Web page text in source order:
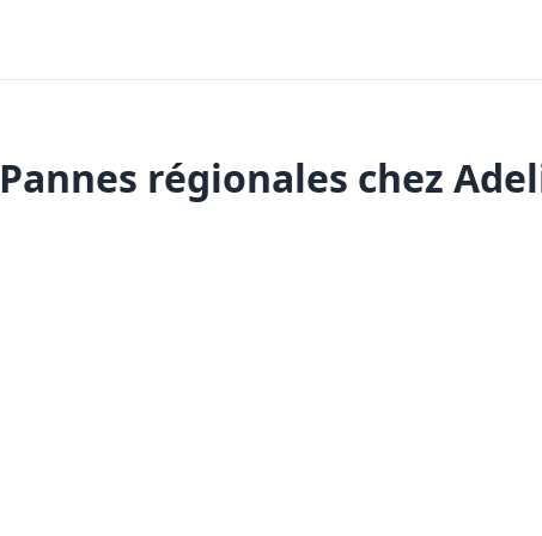
Pannes régionales chez